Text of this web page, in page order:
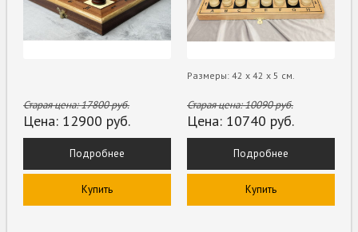
Старая цена:17800руб.
Цена: 12900 руб.
Подробнее
Купить
Размеры: 42 x 42 x 5 см.
Старая цена:10090руб.
Цена: 10740 руб.
Подробнее
Купить